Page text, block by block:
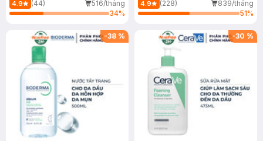
4.9 (44)
516/tháng
34%
4.9 (228)
839/tháng
51%
-38 % -30 %